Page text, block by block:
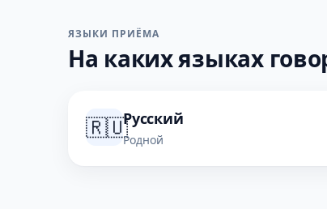
ЯЗЫКИ ПРИЁМА
На каких языках
🇷🇺Русский
Родной